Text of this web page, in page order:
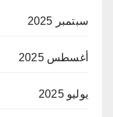
سبتمبر 2025
أغسطس 2025
يوليو 2025